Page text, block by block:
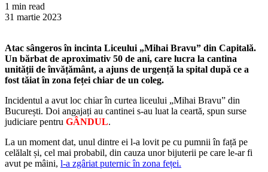
1 min read
31 martie 2023
Atac sângeros în incinta Liceului „Mihai Bravu” din Capitală.
Un bărbat de aproximativ 50 de ani, care lucra la cantina
unității de învățământ, a ajuns de urgență la spital după ce a
fost tăiat în zona feței chiar de un coleg.
Incidentul a avut loc chiar în curtea liceului „Mihai Bravu” din
București. Doi angajați au cantinei s-au luat la ceartă, spun surse
judiciare pentru GÂNDUL.
La un moment dat, unul dintre ei l-a lovit pe cu pumnii în față pe
celălalt și, cel mai probabil, din cauza unor bijuterii pe care le-ar fi
avut pe mâini, l-a zgâriat puternic în zona feței.